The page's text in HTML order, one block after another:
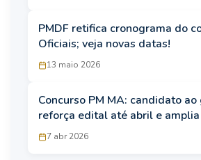
PMDF retifica cronograma do
Oficiais; veja novas datas!
13 maio 2026
Concurso PM MA: candidato
reforça edital até abril e
de vagas
7 abr 2026